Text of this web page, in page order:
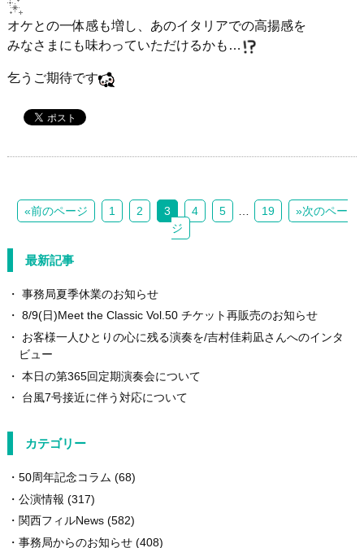
オケとの一体感も増し、あのイタリアでの高揚感を
みなさまにも味わっていただけるかも…
乞うご期待です
«前のページ 1 2 3 4 5 19
»次のペー
ジ
最新記事
事務局夏季休業のお知らせ
8/9(日)Meet the Classic Vol.50 チケット再販売のお知らせ
お客様一人ひとりの心に残る演奏を/吉村佳莉凪さんへのインタ
ビュー
本日の第365回定期演奏会について
台風7号接近に伴う対応について
カテゴリー
50周年記念コラム (68)
公演情報 (317)
関西フィルNews(582)
事務局からのお知らせ(408)